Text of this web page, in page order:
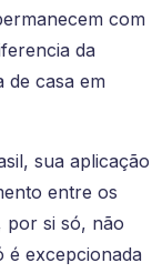
com
da
de casa em
sua aplicação
entre os
por si só, não
é excepcionada